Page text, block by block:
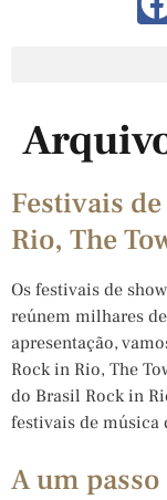
Festivais
Rio, The
Os festivais de
reúnem milhares
apresentação,
Rock in Rio, The
do Brasil Rock in
festivais de
A um